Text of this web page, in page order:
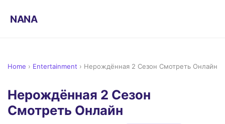
NANA
Home › Entertainment › Нерождённая 2 Сезон Смотреть Онлайн
Нерождённая 2 Сезон
Смотреть Онлайн